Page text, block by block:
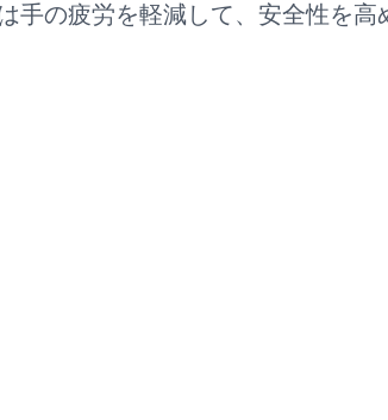
手の疲労を軽減して、安全性を高